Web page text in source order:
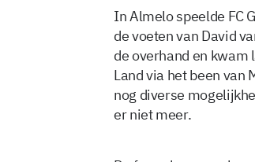
In Almelo speelde FC
de voeten van David
de overhand en kwam
Land via het been van
nog diverse
er niet meer.